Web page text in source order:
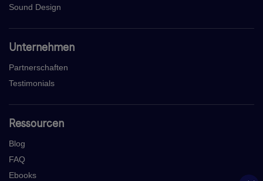
Sound Design
Unternehmen
Partnerschaften
Testimonials
Ressourcen
Blog
FAQ
Ebooks